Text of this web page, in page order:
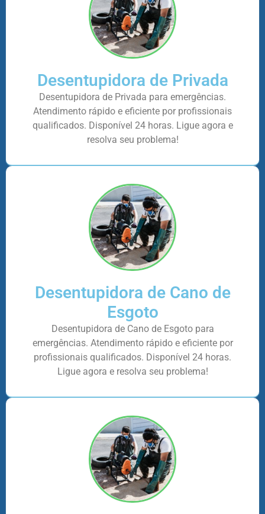
Desentupidora de Privada
Desentupidora de Privada para emergências.
Atendimento rápido e eficiente por profissionais
qualificados. Disponível 24 horas. Ligue agora e
resolva seu problema!
Desentupidora de Cano de
Esgoto
Desentupidora de Cano de Esgoto para
emergências. Atendimento rápido e eficiente por
profissionais qualificados. Disponível 24 horas.
Ligue agora e resolva seu problema!